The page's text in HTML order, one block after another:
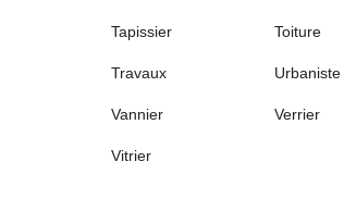
Tapissier Toiture
Travaux Urbaniste
Vannier Verrier
Vitrier